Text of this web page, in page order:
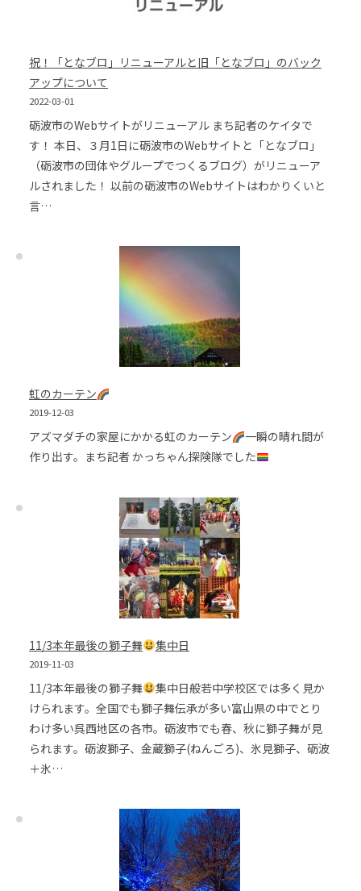
祝！「となブロ」リニューアルと旧「となブロ」のバック
アップについて
2022-03-01
砺波市のWebサイトがリニューアル まち記者のケイタで
す！ 本日、３月1日に砺波市のWebサイトと「となブロ」
（砺波市の団体やグループでつくるブログ）がリニューア
ルされました！ 以前の砺波市のWebサイトはわかりくいと
言…
虹のカーテン
2019-12-03
アズマダチの家屋にかかる虹のカーテン
一瞬の晴れ間が
作り出す。まち記者 かっちゃん探険隊でした
11/3本年最後の獅子舞 集中日
2019-11-03
11/3本年最後の獅子舞
集中日般若中学校区では多く見か
けられます。全国でも獅子舞伝承が多い富山県の中でとり
わけ多い呉西地区の各市。砺波市でも春、秋に獅子舞が見
られます。砺波獅子、金蔵獅子(ねんごろ)、氷見獅子、砺波
＋氷…